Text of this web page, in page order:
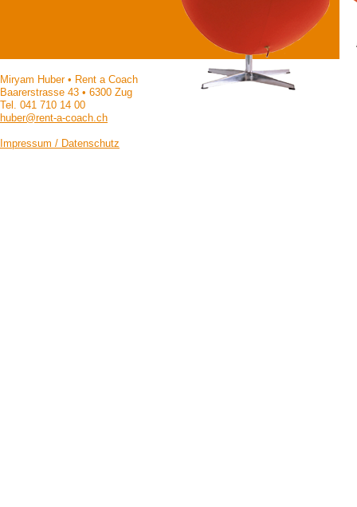
Miryam Huber • Rent a Coach
Baarerstrasse 43 • 6300 Zug
Tel. 041 710 14 00
huber@rent-a-coach.ch
Impressum / Datenschutz